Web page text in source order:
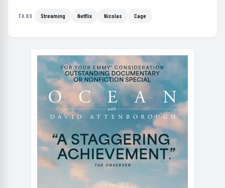
TAGS Streaming Netflix Nicolas Cage